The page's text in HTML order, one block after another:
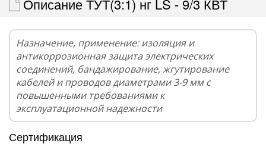
Описание ТУТ(3:1) нг LS - 9/3 КВТ
Назначение, применение: изоляция и
антикоррозионная защита электрических
соединений, бандажирование, жгутирование
кабелей и проводов диаметрами 3-9 мм с
повышенными требованиями к
эксплуатационной надежности
Сертификация